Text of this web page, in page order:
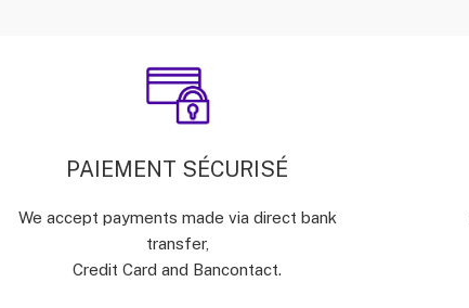
PAIEMENT SÉCURISÉ
We accept payments made via direct bank
transfer,
Credit Card and Bancontact.